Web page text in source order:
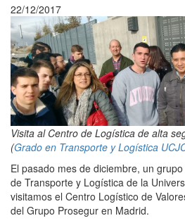
22/12/2017
Visita al Centro de Logística de alta
(Grado en Transporte y Logística
El pasado mes de diciembre, un
de Transporte y Logística de la
visitamos el Centro Logístico de
del Grupo Prosegur en Madrid.